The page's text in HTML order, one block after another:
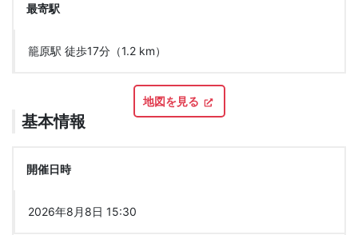
最寄駅
籠原駅 徒歩17分（1.2 km）
地図を見る
基本情報
開催日時
2026年8月8日 15:30